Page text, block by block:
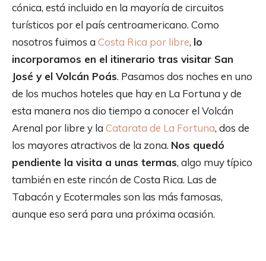
cónica, está incluido en la mayoría de circuitos
turísticos por el país centroamericano. Como
nosotros fuimos a Costa Rica por libre, lo
incorporamos en el itinerario tras visitar San
José y el Volcán Poás. Pasamos dos noches en uno
de los muchos hoteles que hay en La Fortuna y de
esta manera nos dio tiempo a conocer el Volcán
Arenal por libre y la Catarata de La Fortuna, dos de
los mayores atractivos de la zona. Nos quedó
pendiente la visita a unas termas, algo muy típico
también en este rincón de Costa Rica. Las de
Tabacón y Ecotermales son las más famosas,
aunque eso será para una próxima ocasión.